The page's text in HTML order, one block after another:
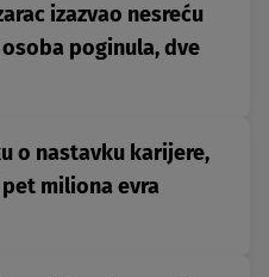
izazvao nesreću
poginula, dve
o nastavku karijere,
miliona evra